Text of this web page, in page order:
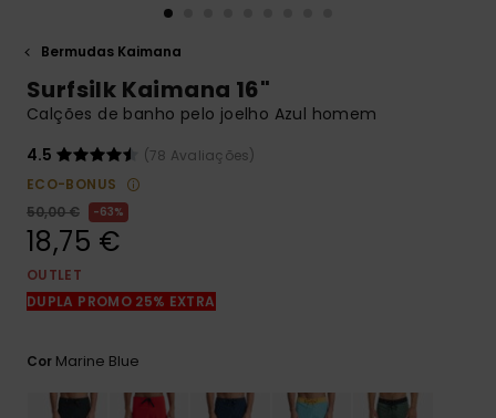
conversa
Encontra
respostas
para as
contacto.
DESEJO
Bermudas Kaimana
Surfsilk Kaimana 16"
Calções de banho pelo joelho Azul homem
4.5
(78 Avaliações)
ECO-BONUS
50,00 €
63%
18,75 €
OUTLET
DUPLA PROMO 25% EXTRA
Cor Marine Blue